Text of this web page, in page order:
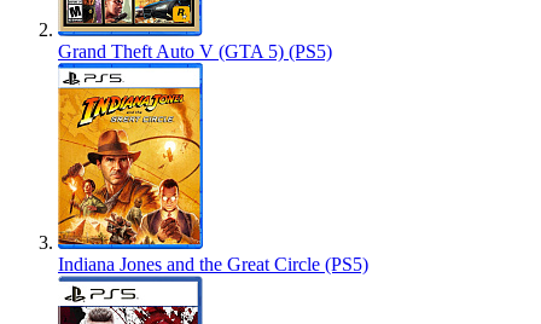
Grand Theft Auto V (GTA 5) (PS5)
Indiana Jones and the Great Circle (PS5)